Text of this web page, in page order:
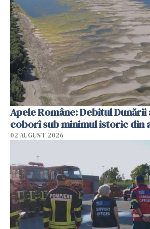
Apele Române: Debitul Dunării
coborî sub minimul istoric din
02 AUGUST 2026